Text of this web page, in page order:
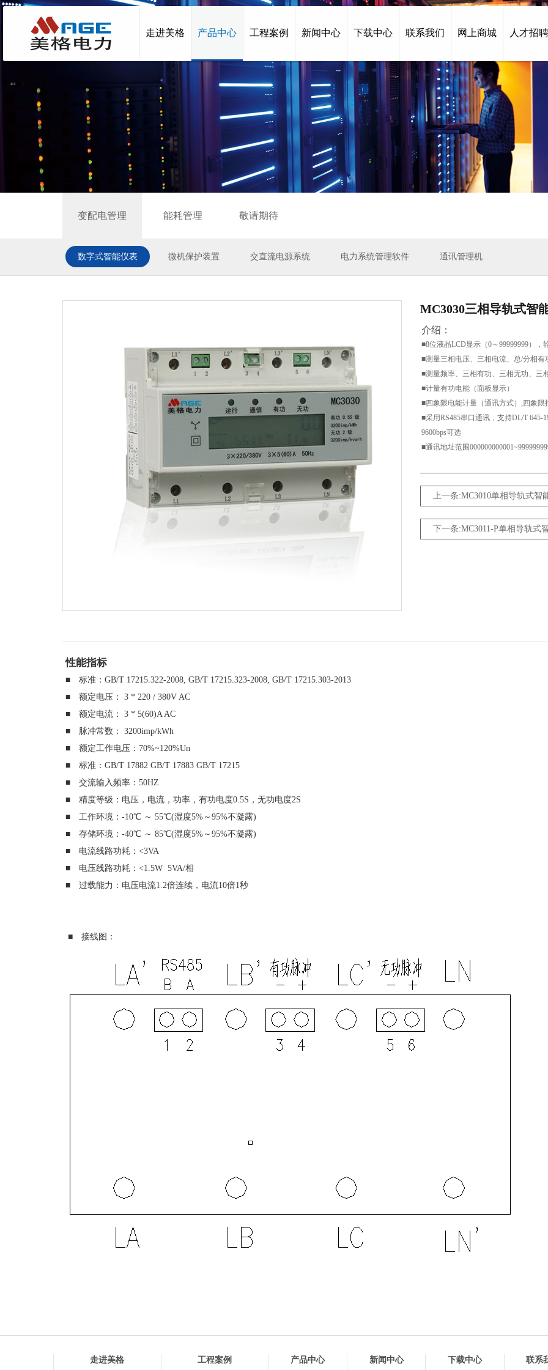
走进美格 产品中心 工程案例 新闻中心 下载中心 联系我们 网上商城 人才招
变配电管理
数字式智能仪表 微机保护装置 交直流电源系统 电力系统管理软件 通讯管理机
能耗管理 敬请期待
MC3030三相导轨式智
介绍：
■8位液晶LCD显示（0～99999999），
■测量三相电压、三相电流、总/分相
■测量频率、三相有功、三相无功、三
■计量有功电能（面板显示）
■四象限电能计量（通讯方式）,四象限
■采用RS485串口通讯，支持DL/T 645-
9600bps可选
■通讯地址范围
上一条:MC3010单相导轨式智
下一条:MC3011-P单相导轨式
性能指标
■ 标准：GB/T 17215.322-2008, GB/T 17215.323-2008, GB/T 17215.303-2013
■ 额定电压： 3 * 220 / 380V AC
■ 额定电流： 3 * 5(60)A AC
■ 脉冲常数： 3200imp/kWh
■ 额定工作电压：70%~120%Un
■ 标准：GB/T 17882 GB/T 17883 GB/T 17215
■ 交流输入频率：50HZ
■ 精度等级：电压，电流，功率，有功电度0.5S，无功电度2S
■ 工作环境：-10℃ ～ 55℃(湿度5%～95%不凝露)
■ 存储环境：-40℃ ～ 85℃(湿度5%～95%不凝露)
■ 电流线路功耗：<3VA
■ 电压线路功耗：<1.5W 5VA/相
■ 过载能力：电压电流1.2倍连续，电流10倍1秒
■ 接线图：
走进美格 工程案例 产品中心 新闻中心 下载中心 联系